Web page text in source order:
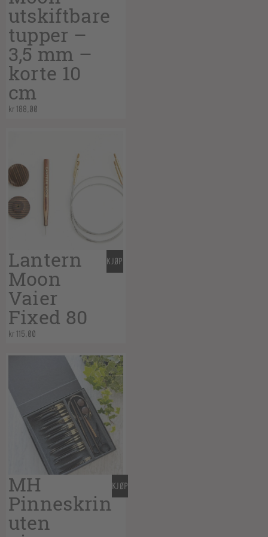
utskiftbare
tupper –
3,5 mm –
korte 10
cm
kr188,00
Lantern
Moon
Vaier
Fixed 80
kr115,00
KJØP
MH
Pinneskrin
uten
KJØP